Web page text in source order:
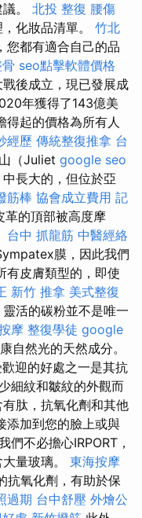
。 北投 整復 腰傷
化妝品清單。 竹北
您都有適合自己的品
seo點擊軟體價格
後成立，現已發展成
年獲得了143億美
得起的價格為所有人
經歷 傳統整復推拿 台
（Juliet google seo
長大的，但位於亞
筋棒 協會成立費用 記
的頂部被高度摩
台中 抓龍筋 中醫經絡
膜，因此我們
有皮膚類型的，即使
新竹 推拿 美式整復
活的碳粉並不是唯一
摩 整復學徒 google
自然光的天然成分。
迎的好處之一是其抗
細紋和皺紋的外觀而
肽，抗氧化劑和其他
添加到您的臉上或與
們不必擔心IRPORT，
量玻璃。 東海按摩
抗氧化劑，有助於保
過期 台中舒壓 外燴公